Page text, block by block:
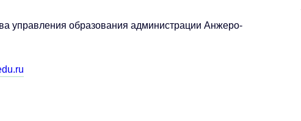
управления образования администрации Анжеро-